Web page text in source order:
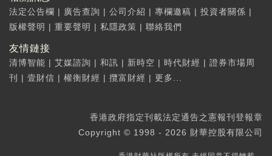
法定公告欄 | 廣告查詢 | 公司介紹 | 專欄邀稿 | 投資者關係 |
版權聲明 | 重要聲明 | 私隱政策 | 聯絡我們
友情鏈接
清博智能 | 艾媒諮詢 | 和訊 | 新時空 | 時代財經 | 證券市場周
刊
| 壹財信 | 權衡財經 | 攬富財經 | 更多...
香港政府指定刊載法定通告之憲報刊登報章
Copyright © 1998 - 2026 財華控股有限公司